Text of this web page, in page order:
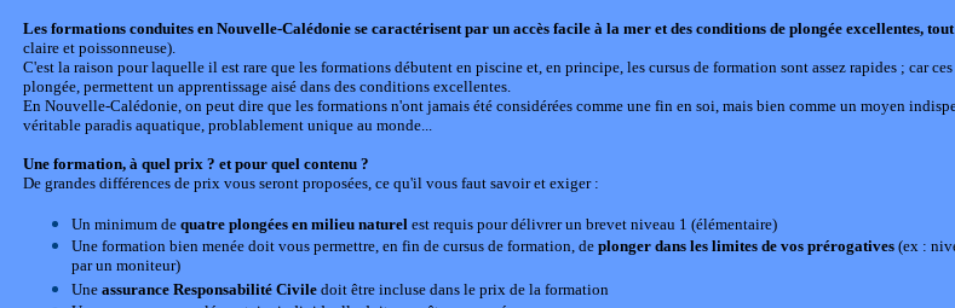
Les formations conduites en Nouvelle-Calédonie se caractérisent par un accès facile à la mer et des conditions de plongée excellentes,
claire et poissonneuse).
C'est la raison pour laquelle il est rare que les formations débutent en piscine et, en principe, les cursus de formation sont assez rapides ; car
plongée, permettent un apprentissage aisé dans des conditions excellentes.
En Nouvelle-Calédonie, on peut dire que les formations n'ont jamais été considérées comme une fin en soi, mais bien comme un moyen
véritable paradis aquatique, problablement unique au monde...
Une formation, à quel prix ? et pour quel contenu ?
De grandes différences de prix vous seront proposées, ce qu'il vous faut savoir et exiger :
Un minimum de quatre plongées en milieu naturel est requis pour délivrer un brevet niveau 1 (élémentaire)
Une formation bien menée doit vous permettre, en fin de cursus de formation, de plonger dans les limites de vos prérogatives (ex :
par un moniteur)
Une assurance Responsabilité Civile doit être incluse dans le prix de la formation